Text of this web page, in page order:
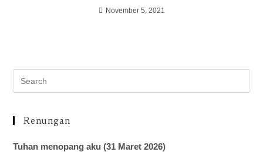
November 5, 2021
Renungan
Tuhan menopang aku (31 Maret 2026)